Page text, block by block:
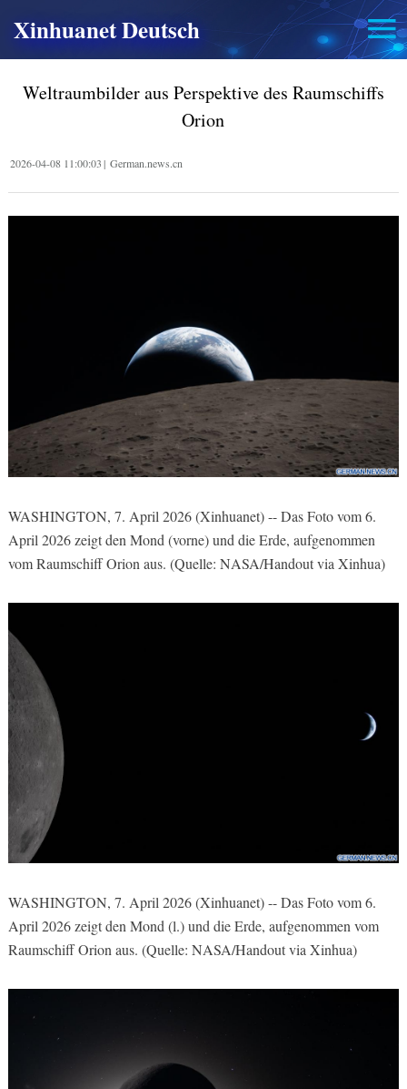
Xinhuanet Deutsch
Weltraumbilder aus Perspektive des Raumschiffs
Orion
2026-04-08 11:00:03| German.news.cn
WASHINGTON, 7. April 2026 (Xinhuanet) -- Das Foto vom 6.
April 2026 zeigt den Mond (vorne) und die Erde, aufgenommen
vom Raumschiff Orion aus. (Quelle: NASA/Handout via Xinhua)
WASHINGTON, 7. April 2026 (Xinhuanet) -- Das Foto vom 6.
April 2026 zeigt den Mond (l.) und die Erde, aufgenommen vom
Raumschiff Orion aus. (Quelle: NASA/Handout via Xinhua)